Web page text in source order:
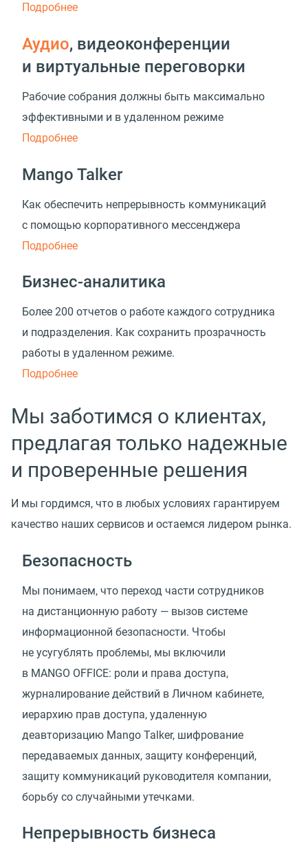
Подробнее
Аудио, видео­конференции
и виртуальные переговорки
Рабочие собрания должны быть максимально
эффективными и в удаленном режиме
Подробнее
Mango Talker
Как обеспечить непрерывность коммуникаций
с помощью корпоративного мессенджера
Подробнее
Бизнес-аналитика
Более 200 отчетов о работе каждого сотрудника
и подразделения. Как сохранить прозрачность
работы в удаленном режиме.
Подробнее
Мы заботимся о клиентах,
предлагая только надежные
и проверенные решения
И мы гордимся, что в любых условиях гарантируем
качество наших сервисов и остаемся лидером рынка.
Безопасность
Мы понимаем, что переход части сотрудников
на дистанционную работу — вызов системе
информационной безопасности. Чтобы
не усугублять проблемы, мы включили
в MANGO OFFICE: роли и права доступа,
журналирование действий в Личном кабинете,
иерархию прав доступа, удаленную
деавторизацию Mango Talker, шифрование
передаваемых данных, защиту конференций,
защиту коммуникаций руководителя компании,
борьбу со случайными утечками.
Непрерывность бизнеса